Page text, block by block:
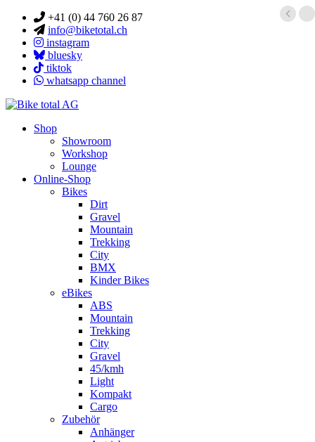
+41 (0) 44 760 26 87
info@biketotal.ch
instagram
bluesky
tiktok
whatsapp channel
Shop
Showroom
Workshop
Lounge
Online-Shop
Bikes
Dirt
Gravel
Mountain
Trekking
City
BMX
Kinder Bikes
eBikes
ABS
Mountain
Trekking
City
Gravel
45/kmh
Light
Kompakt
Cargo
Zubehör
Anhänger